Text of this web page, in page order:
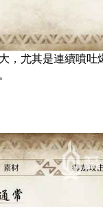
，尤其是連續噴吐